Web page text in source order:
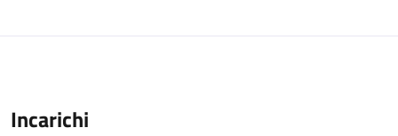
Incarichi